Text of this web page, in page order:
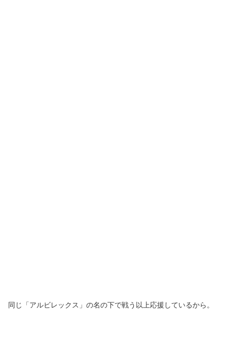
同じ「アルビレックス」の名の下で戦う以上応援しているから。